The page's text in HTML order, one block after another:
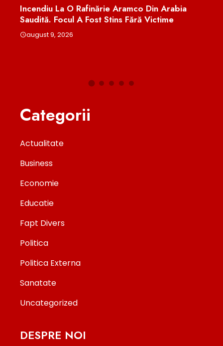
Incendiu La O Rafinărie Aramco Din Arabia
Saudită. Focul A Fost Stins Fără Victime
august 9, 2026
Categorii
Actualitate
Business
Economie
Educatie
Fapt Divers
Politica
Politica Externa
Sanatate
Uncategorized
DESPRE NOI